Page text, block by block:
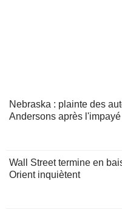
Nebraska : plainte des
Andersons après
Wall Street termine en
Orient inquiètent